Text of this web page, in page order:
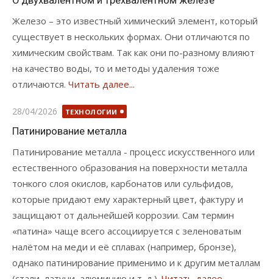
Железо – это известный химический элемент, который
существует в нескольких формах. Они отличаются по
химическим свойствам. Так как они по-разному влияют
на качество воды, то и методы удаления тоже
отличаются. Читать далее...
Опубликовано
28/04/2026 ТЕХНОЛОГИИ
Патинирование металла
Патинирование металла - процесс искусственного или
естественного образования на поверхности металла
тонкого слоя окислов, карбонатов или сульфидов,
которые придают ему характерный цвет, фактуру и
защищают от дальнейшей коррозии. Сам термин
«патина» чаще всего ассоциируется с зеленоватым
налётом на меди и её сплавах (например, бронзе),
однако патинирование применимо и к другим металлам